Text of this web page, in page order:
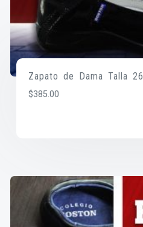
Zapato de Dama Talla 26
$385.00